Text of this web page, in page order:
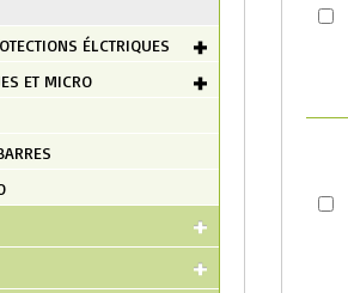
ÉLCTRIQUES
ET MICRO